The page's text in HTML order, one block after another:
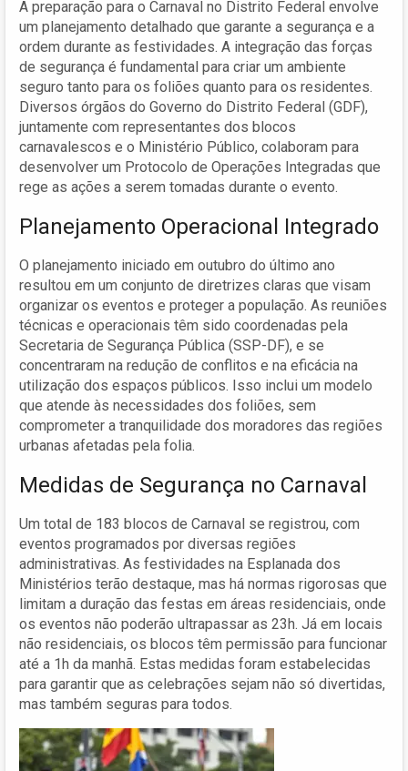
A preparação para o Carnaval no Distrito Federal envolve
um planejamento detalhado que garante a segurança e a
ordem durante as festividades. A integração das forças
de segurança é fundamental para criar um ambiente
seguro tanto para os foliões quanto para os residentes.
Diversos órgãos do Governo do Distrito Federal (GDF),
juntamente com representantes dos blocos
carnavalescos e o Ministério Público, colaboram para
desenvolver um Protocolo de Operações Integradas que
rege as ações a serem tomadas durante o evento.
Planejamento Operacional Integrado
O planejamento iniciado em outubro do último ano
resultou em um conjunto de diretrizes claras que visam
organizar os eventos e proteger a população. As reuniões
técnicas e operacionais têm sido coordenadas pela
Secretaria de Segurança Pública (SSP-DF), e se
concentraram na redução de conflitos e na eficácia na
utilização dos espaços públicos. Isso inclui um modelo
que atende às necessidades dos foliões, sem
comprometer a tranquilidade dos moradores das regiões
urbanas afetadas pela folia.
Medidas de Segurança no Carnaval
Um total de 183 blocos de Carnaval se registrou, com
eventos programados por diversas regiões
administrativas. As festividades na Esplanada dos
Ministérios terão destaque, mas há normas rigorosas que
limitam a duração das festas em áreas residenciais, onde
os eventos não poderão ultrapassar as 23h. Já em locais
não residenciais, os blocos têm permissão para funcionar
até a 1h da manhã. Estas medidas foram estabelecidas
para garantir que as celebrações sejam não só divertidas,
mas também seguras para todos.